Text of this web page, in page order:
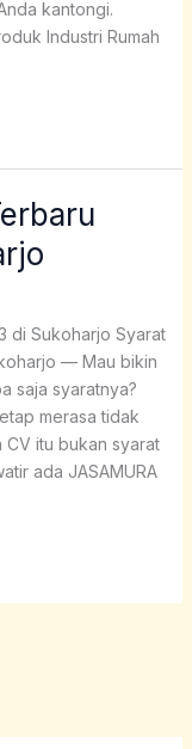
kantongi.
Industri Rumah
di Sukoharjo Syarat
— Mau bikin
saja syaratnya?
merasa tidak
itu bukan syarat
ada JASAMURA